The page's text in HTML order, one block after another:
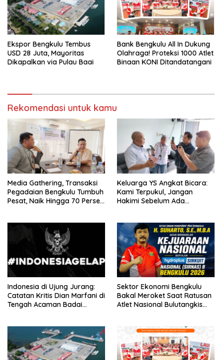
Ekspor Bengkulu Tembus
USD 28 Juta, Mayoritas
Dikapalkan via Pulau Baai
Bank Bengkulu All In Dukung
Olahraga! Proteksi 1000 Atlet
Binaan KONI Ditandatangani
Rekomendasi untuk kamu
Media Gathering, Transaksi
Pegadaian Bengkulu Tumbuh
Pesat, Naik Hingga 70 Persen
Keluarga YS Angkat Bicara:
Kami Terpukul, Jangan
Hakimi Sebelum Ada
Indonesia di Ujung Jurang:
Catatan Kritis Dian Marfani di
Tengah Acaman Badai
Sektor Ekonomi Bengkulu
Bakal Meroket Saat Ratusan
Atlet Nasional Bulutangkis